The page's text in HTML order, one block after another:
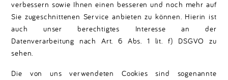
verbessern sowie Ihnen einen besseren und noch mehr auf
Sie zugeschnittenen Service anbieten zu können. Hierin ist
auch unser berechtigtes Interesse an der
Datenverarbeitung nach Art. 6 Abs. 1 lit. f) DSGVO zu
sehen.
Die von uns verwendeten Cookies sind sogenannte